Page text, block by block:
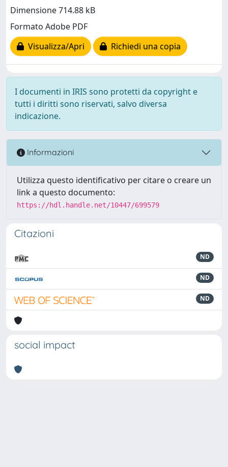
Dimensione 714.88 kB
Formato Adobe PDF
Visualizza/Apri
Richiedi una copia
I documenti in IRIS sono protetti da copyright e
tutti i diritti sono riservati, salvo diversa
indicazione.
Informazioni
Utilizza questo identificativo per citare o creare un
link a questo documento:
https://hdl.handle.net/10447/699579
Citazioni
ND
ND
ND
social impact